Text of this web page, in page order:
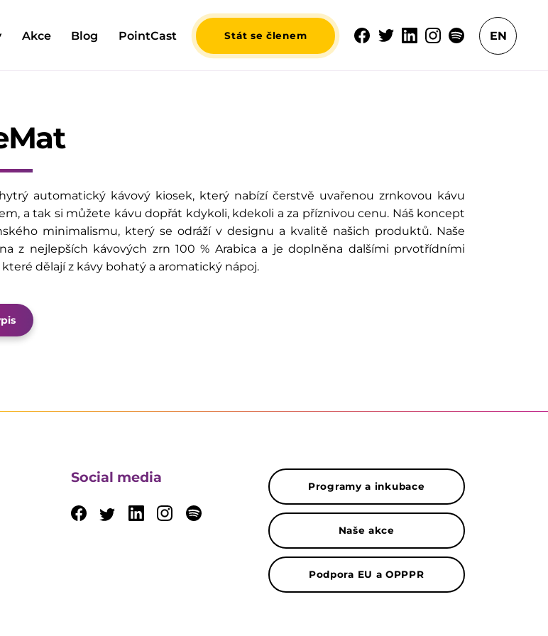
Akce Blog PointCast Stát se členem EN
automatický kávový kiosek, který nabízí čerstvě uvařenou zrnkovou kávu
a tak si můžete kávu dopřát kdykoli, kdekoli a za příznivou cenu. Náš koncept
minimalismu, který se odráží v designu a kvalitě našich produktů. Naše
z nejlepších kávových zrn 100 % Arabica a je doplněna dalšími prvotřídními
dělají z kávy bohatý a aromatický nápoj.
Social media
Programy a inkubace
Naše akce
Podpora EU a OPPPR